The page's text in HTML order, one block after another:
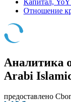
Отношение
Аналитика
Arabi
предоставлено